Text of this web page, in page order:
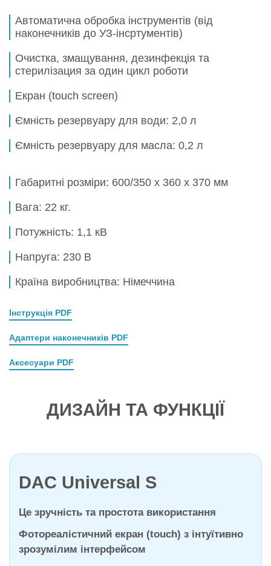
Автоматична обробка інструментів (від
наконечників до УЗ-інсртументів)
Очистка, змащування, дезинфекція та
стерилізация за один цикл роботи
Екран (touch screen)
Ємність резервуару для води: 2,0 л
Ємність резервуару для масла: 0,2 л
Габаритні розміри: 600/350 х 360 х 370 мм
Вага: 22 кг.
Потужність: 1,1 кВ
Напруга: 230 В
Країна виробництва: Німеччина
Інструкція PDF
Адаптери наконечників PDF
Аксесуари PDF
ДИЗАЙН ТА ФУНКЦІЇ
DAC Universal S
Це зручність та простота використання
Фотореалістичний екран (touch) з інтуїтивно
зрозумілим інтерфейсом